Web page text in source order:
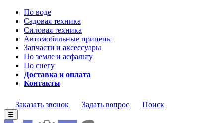
По воде
Садовая техника
Силовая техника
Автомобильные прицепы
Запчасти и аксессуары
По земле и асфальту
По снегу
Доставка и оплата
Контакты
Заказать звонок Задать вопрос Поиск
☰